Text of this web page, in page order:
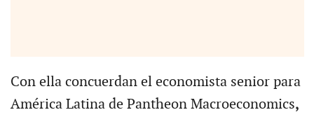
Con ella concuerdan el economista senior para
América Latina de Pantheon Macroeconomics,